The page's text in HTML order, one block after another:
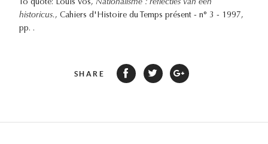
To quote: Louis Vos, Nationalisme : reflecties van een
historicus., Cahiers d'Histoire du Temps présent - n° 3 - 1997,
pp. .
SHARE